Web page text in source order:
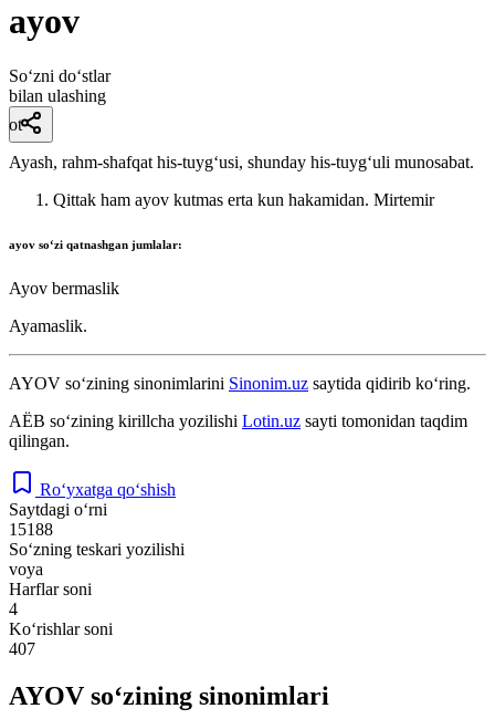
ayov
So‘zni do‘stlar
bilan ulashing
ot
Ayash, rahm-shafqat his-tuygʻusi, shunday his-tuygʻuli munosabat.
Qittak ham ayov kutmas erta kun hakamidan. Mirtemir
ayov soʻzi qatnashgan jumlalar:
Ayov bermaslik
Ayamaslik.
AYOV so‘zining sinonimlarini Sinonim.uz saytida qidirib ko‘ring.
АЁВ so‘zining kirillcha yozilishi Lotin.uz sayti tomonidan taqdim
qilingan.
Ro‘yxatga qo‘shish
Saytdagi o‘rni
15188
So‘zning teskari yozilishi
voya
Harflar soni
4
Ko‘rishlar soni
407
AYOV so‘zining sinonimlari